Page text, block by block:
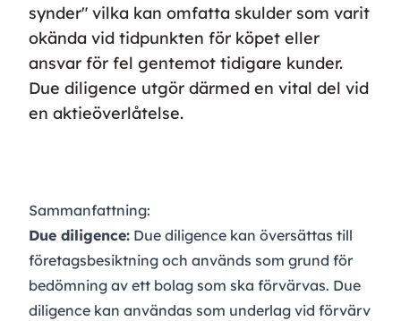
synder" vilka kan omfatta skulder som varit
okända vid tidpunkten för köpet eller
ansvar för fel gentemot tidigare kunder.
Due diligence utgör därmed en vital del vid
en aktieöverlåtelse.
Sammanfattning:
Due diligence: Due diligence kan översättas till
företagsbesiktning och används som grund för
bedömning av ett bolag som ska förvärvas. Due
diligence kan användas som underlag vid förvärv